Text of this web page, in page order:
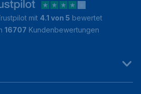
mit 4.1 von 5 bewertet
16707 Kundenbewertungen